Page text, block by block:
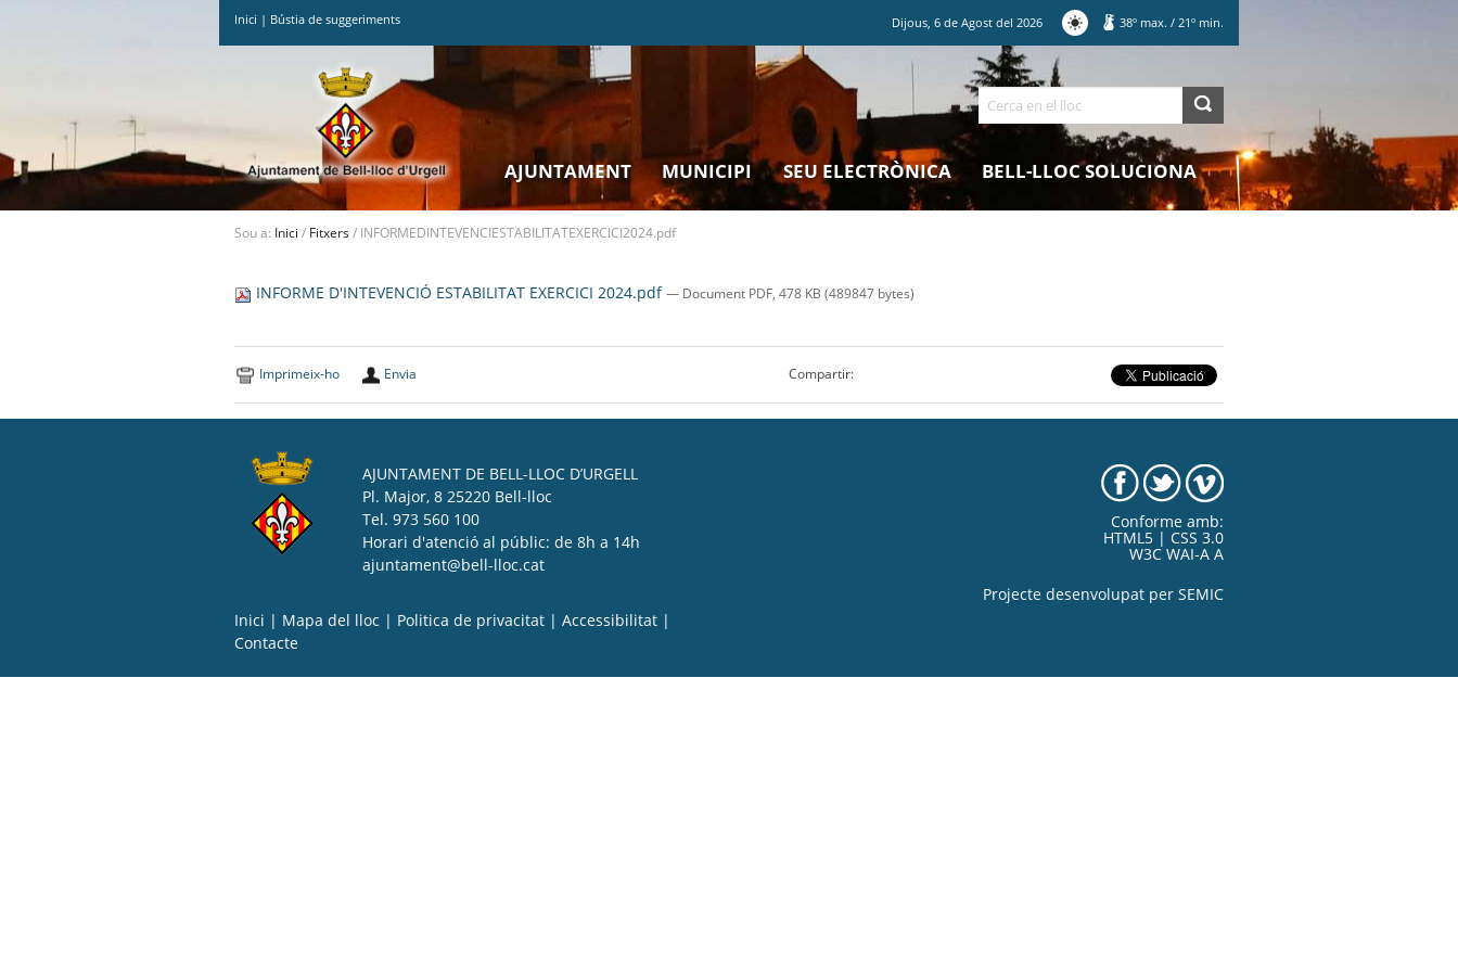
Inici | Bústia de suggeriments Dijous,6 deAgost del2026 38º max. / 21º min.
Cerca
AJUNTAMENT MUNICIPI SEU ELECTRÒNICA BELL-LLOC SOLUCIONA
Sou a: Inici / Fitxers/ INFORMEDINTEVENCIESTABILITATEXERCICI2024.pdf
INFORME D'INTEVENCIÓ ESTABILITAT EXERCICI 2024.pdf— Document PDF, 478 KB (489847 bytes)
Imprimeix-ho Envia Compartir:
AJUNTAMENT DE BELL-LLOC D’URGELL
Pl. Major, 8 25220 Bell-lloc
Tel. 973 560 100
Horari d'atenció al públic: de 8h a 14h
ajuntament@bell-lloc.cat
Inici | Mapa del lloc | Politica de privacitat | Accessibilitat |
Contacte
Conforme amb:
HTML5 | CSS 3.0
W3C WAI-A A
Projecte desenvolupat per SEMIC